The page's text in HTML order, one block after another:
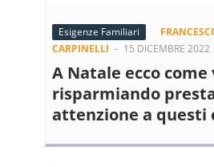
Esigenze Familiari
CARPINELLI - 15 DICEMBRE 2022
A Natale ecco come
risparmiando
attenzione a questi